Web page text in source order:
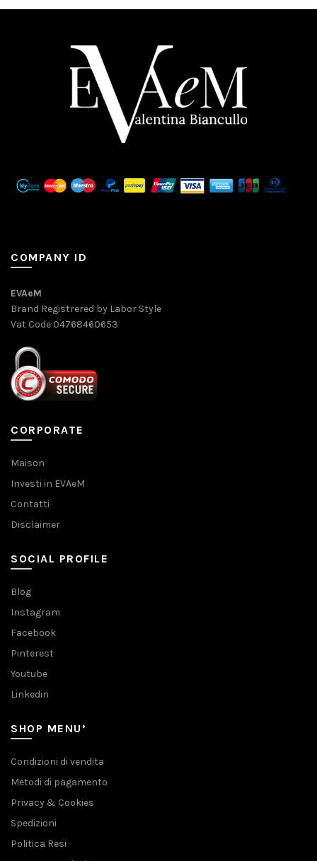
COMPANY ID
EVAeM
Brand Registrered by Labor Style
Vat Code 04768460653
CORPORATE
Maison
Investi in EVAeM
Contatti
Disclaimer
SOCIAL PROFILE
Blog
Instagram
Facebook
Pinterest
Youtube
Linkedin
SHOP MENU’
Condizioni di vendita
Metodi di pagamento
Privacy & Cookies
Spedizioni
Politica Resi